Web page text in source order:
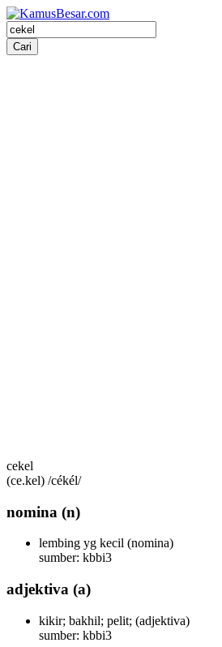
cekel
(ce.kel) /cékél/
nomina (n)
lembing yg kecil (nomina)
sumber: kbbi3
adjektiva (a)
kikir; bakhil; pelit; (adjektiva)
sumber: kbbi3